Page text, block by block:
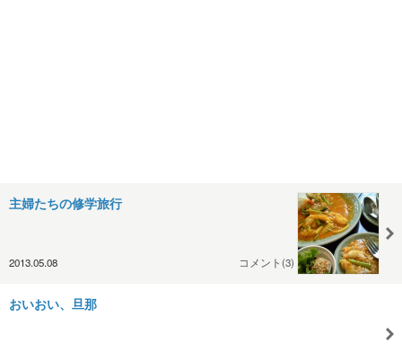
主婦たちの修学旅行
2013.05.08 コメント(3)
おいおい、旦那